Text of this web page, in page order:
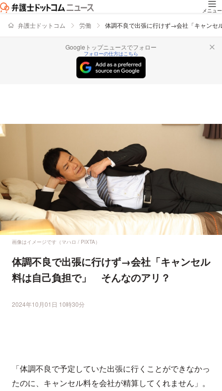
メニュー
弁護士ドットコム 労働 体調不良で出張に行けず→会社「キャン
Googleトップニュースでフォロー
フォローの仕方はこちら
画像はイメージです（マハロ / PIXTA）
体調不良で出張に行けず→会社「キャンセル
料は自己負担で」 そんなのアリ？
2024年10月01日 10時30分
「体調不良で予定していた出張に行くことができなかっ
たのに、キャンセル料を会社が精算してくれません」。